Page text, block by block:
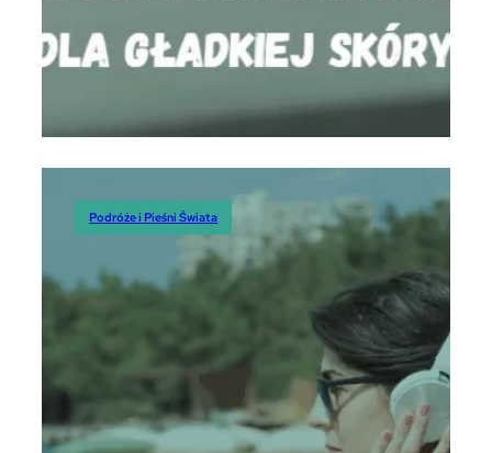
Podróże i Pieśni Świata